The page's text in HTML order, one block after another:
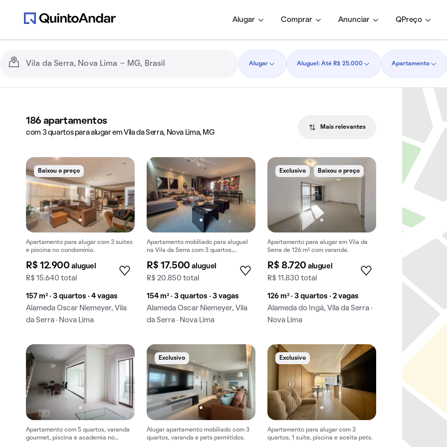
Alugar Comprar Anunciar QPreço
Alugar Aluguel: Até R$ 25.000 Apartamento
186 apartamentos
com 3 quartos para alugar em Vila da Serra, Nova Lima, MG
Mais relevantes
Baixou o preço
Apartamento para alugar com 3 suítes
e piscina no condomínio.
R$ 12.900aluguel
R$ 15.640 total
157 m² · 3 quartos · 4 vagas
Alameda Oscar Niemeyer, Vila
da Serra · Nova Lima
Apartamento mobiliado para aluguel
na Vila da Serra com 3 quartos,
R$ 17.500aluguel
R$ 20.850 total
154 m² · 3 quartos · 3 vagas
Alameda Oscar Niemeyer, Vila
da Serra · Nova Lima
Exclusivo Baixou o preço
Apartamento para alugar em Vila da
Serra de 126 m² com varanda.
R$ 8.720 aluguel
R$ 11.830 total
126 m² · 3 quartos · 2 vagas
Alameda do Ingá, Vila da Serra ·
Nova Lima
Apartamento com 5 quartos, varanda
gourmet, piscina e academia no
Exclusivo
Alugar apartamento mobiliado com 3
quartos, varanda e pets permitidos.
Exclusivo
Apartamento para alugar com 3
quartos, 1 suíte, piscina e aceita pets.